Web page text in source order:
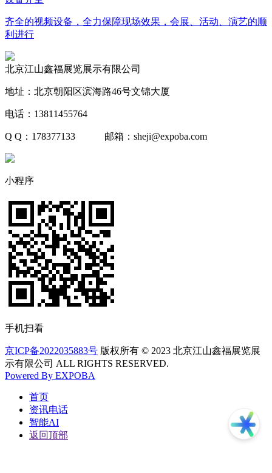
齐全的视频设备，全力保障现场效果，会展、活动、演艺的顺
利进行
北京江山鑫福展览展示有限公司
地址：北京朝阳区滨海路46号文锦大厦
电话：13811455764
Q Q：178377133 邮箱：sheji@expoba.com
小程序
手机扫看
京ICP备2022035883号 版权所有 © 2023 北京江山鑫福展览展
示有限公司 ALL RIGHTS RESERVED.
Powered By EXPOBA
首页
资讯电话
智能AI
返回顶部